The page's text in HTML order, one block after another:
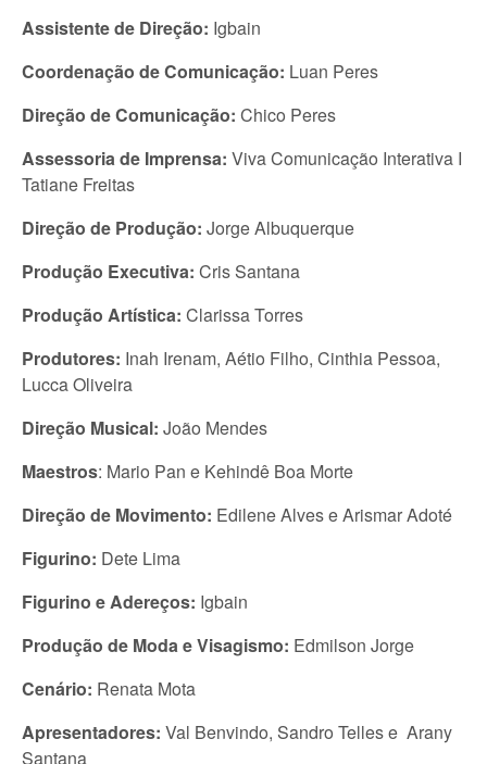
Assistente de Direção: Igbain
Coordenação de Comunicação: Luan Peres
Direção de Comunicação: Chico Peres
Assessoria de Imprensa: Viva Comunicação Interativa I
Tatiane Freitas
Direção de Produção: Jorge Albuquerque
Produção Executiva: Cris Santana
Produção Artística: Clarissa Torres
Produtores: Inah Irenam, Aétio Filho, Cinthia Pessoa,
Lucca Oliveira
Direção Musical: João Mendes
Maestros: Mario Pan e Kehindê Boa Morte
Direção de Movimento: Edilene Alves e Arismar Adoté
Figurino: Dete Lima
Figurino e Adereços: Igbain
Produção de Moda e Visagismo: Edmilson Jorge
Cenário: Renata Mota
Apresentadores: Val Benvindo, Sandro Telles e Arany
Santana